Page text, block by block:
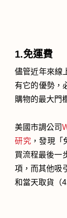
1.免運費
儘管近年來線
有它的優勢，
購物的最大門
美國市調公司
研究 ，發現
買流程最後一
項，而其他吸
和當天取貨（